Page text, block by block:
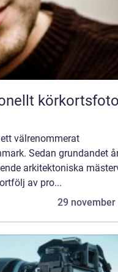
välrenommerat
Sedan grundandet
arkitektoniska
av pro...
29 november